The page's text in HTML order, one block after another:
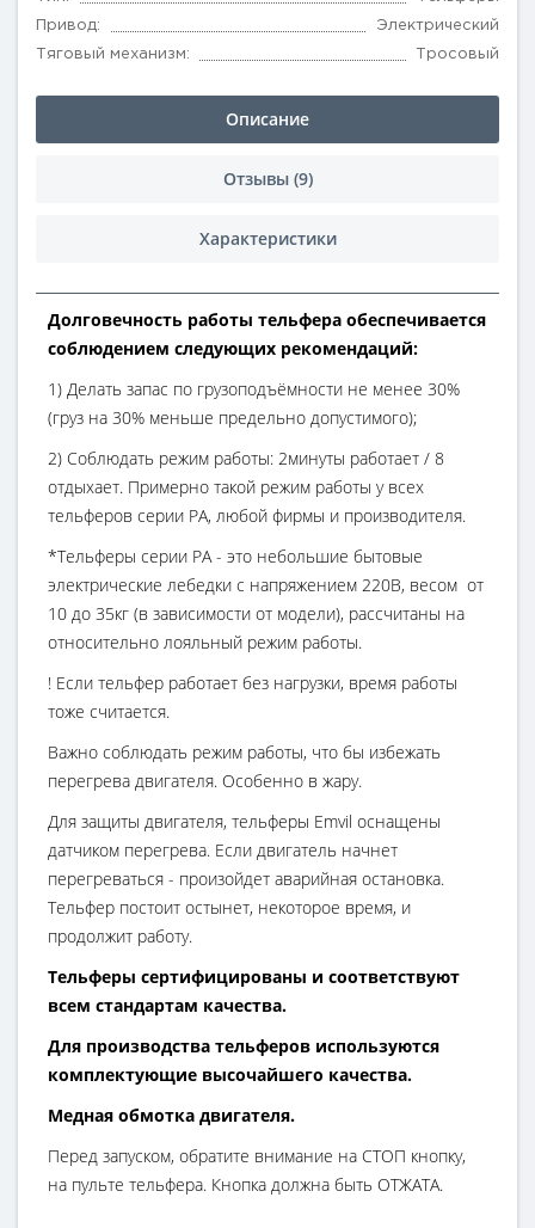
Привод: Электрический
Тяговый механизм: Тросовый
Описание
Отзывы (9)
Характеристики
Долговечность работы тельфера обеспечивается
соблюдением следующих рекомендаций:
1) Делать запас по грузоподъёмности не менее 30%
(груз на 30% меньше предельно допустимого);
2) Соблюдать режим работы: 2минуты работает / 8
отдыхает. Примерно такой режим работы у всех
тельферов серии РА, любой фирмы и производителя.
*Тельферы серии РА - это небольшие бытовые
электрические лебедки с напряжением 220В, весом от
10 до 35кг (в зависимости от модели), рассчитаны на
относительно лояльный режим работы.
! Если тельфер работает без нагрузки, время работы
тоже считается.
Важно соблюдать режим работы, что бы избежать
перегрева двигателя. Особенно в жару.
Для защиты двигателя, тельферы Emvil оснащены
датчиком перегрева. Если двигатель начнет
перегреваться - произойдет аварийная остановка.
Тельфер постоит остынет, некоторое время, и
продолжит работу.
Тельферы сертифицированы и соответствуют
всем стандартам качества.
Для производства тельферов используются
комплектующие высочайшего качества.
Медная обмотка двигателя.
Перед запуском, обратите внимание на СТОП кнопку,
на пульте тельфера. Кнопка должна быть ОТЖАТА.